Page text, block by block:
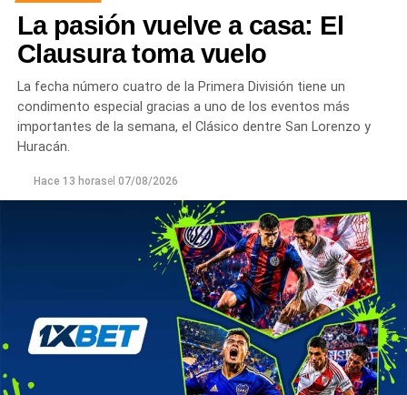
La pasión vuelve a casa: El
Clausura toma vuelo
La fecha número cuatro de la Primera División tiene un
condimento especial gracias a uno de los eventos más
importantes de la semana, el Clásico dentre San Lorenzo y
Huracán.
Hace 13 horasel 07/08/2026